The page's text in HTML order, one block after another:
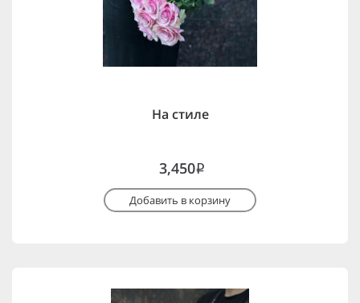
На стиле
3,450i
Добавить в корзину